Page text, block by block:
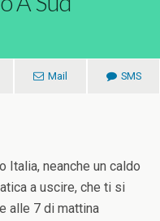
Mail SMS
Italia, neanche un caldo
a uscire, che ti si
alle 7 di mattina